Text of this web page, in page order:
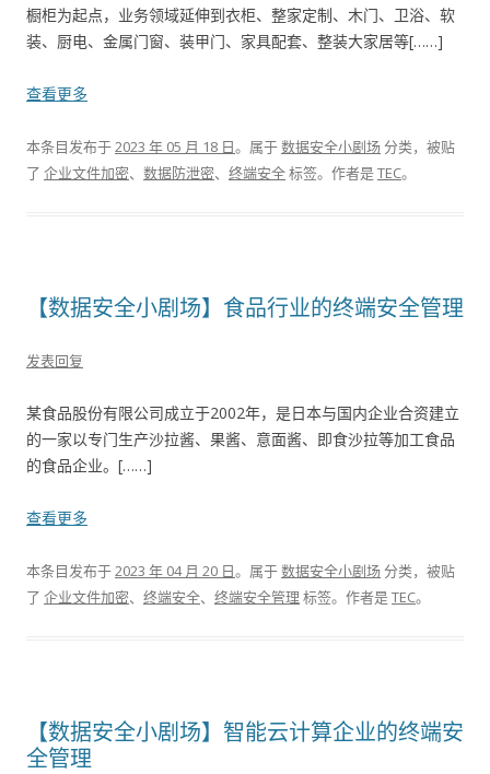
橱柜为起点，业务领域延伸到衣柜、整家定制、木门、卫浴、软
装、厨电、金属门窗、装甲门、家具配套、整装大家居等[……]
查看更多
本条目发布于2023 年 05 月 18 日。属于数据安全小剧场分类，被贴
了 企业文件加密、 数据防泄密、 终端安全标签。 作者是TEC。
【数据安全小剧场】食品行业的终端安全管理
发表回复
某食品股份有限公司成立于2002年，是日本与国内企业合资建立
的一家以专门生产沙拉酱、果酱、意面酱、即食沙拉等加工食品
的食品企业。[……]
查看更多
本条目发布于2023 年 04 月 20 日。属于数据安全小剧场分类，被贴
了 企业文件加密、 终端安全、 终端安全管理 标签。 作者是TEC。
【数据安全小剧场】智能云计算企业的终端安
全管理